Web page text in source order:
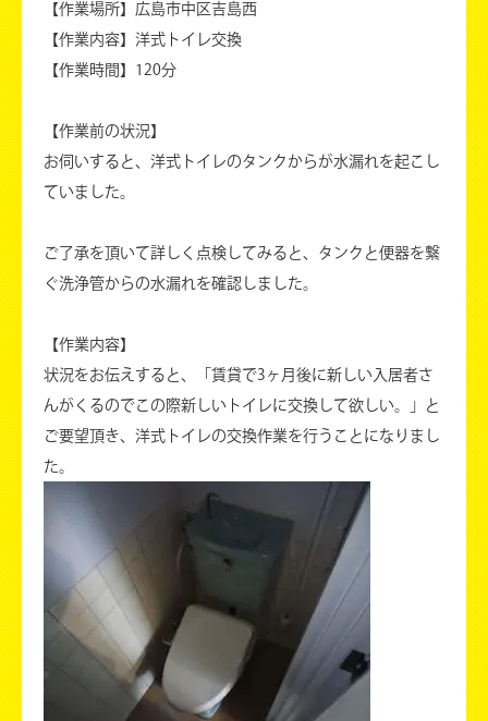
【作業場所】広島市中区吉島西
【作業内容】洋式トイレ交換
【作業時間】120分
【作業前の状況】
お伺いすると、洋式トイレのタンクからが水漏れを起こし
ていました。
ご了承を頂いて詳しく点検してみると、タンクと便器を繋
ぐ洗浄管からの水漏れを確認しました。
【作業内容】
状況をお伝えすると、「賃貸で3ヶ月後に新しい入居者さ
んがくるのでこの際新しいトイレに交換して欲しい。」と
ご要望頂き、洋式トイレの交換作業を行うことになりまし
た。